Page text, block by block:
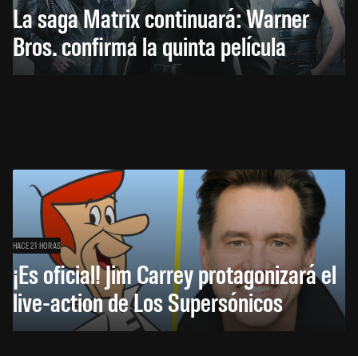
La saga Matrix continuará: Warner
Bros. confirma la quinta película
HACE 21 HORAS
¡Es oficial! Jim Carrey protagonizará el
live-action de Los Supersónicos